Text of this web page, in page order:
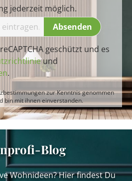
jederzeit möglich.
Absenden
geschützt und es
und
.
zur Kenntnis genommen
bin mit ihnen einverstanden.
Blog
Wohnideen? Hier findest Du